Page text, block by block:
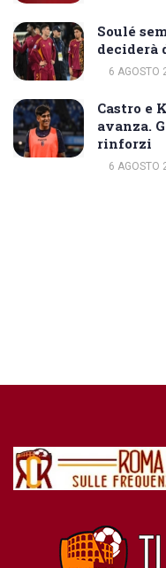
Soulé
deciderà
6 AGOSTO
Castro e
avanza.
rinforzi
6 AGOSTO